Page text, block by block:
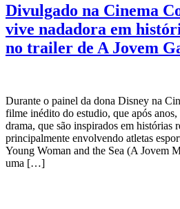
Divulgado na Cinema
vive nadadora em
no trailer de A Jovem
Durante o painel da dona Disney na
filme inédito do estudio, que após
drama, que são inspirados em histórias
principalmente envolvendo atletas
Young Woman and the Sea (A Jovem
uma […]